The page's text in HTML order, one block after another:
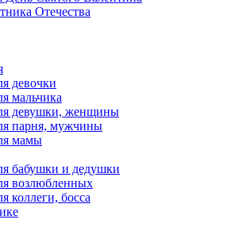
Отечества
девочки
мальчика
девушки, женщины
парня, мужчины
мамы
бабушки и дедушки
возлюбленных
коллеги, босса